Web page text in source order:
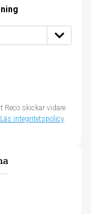
Reco skickar vidare
Läs integritetspolicy.